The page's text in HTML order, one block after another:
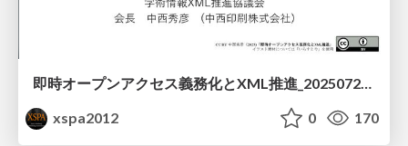
即時オープンアクセス義務化とXML推進_20250729_ Nakanishi Printing Company, Ltd
xspa2012
0 170